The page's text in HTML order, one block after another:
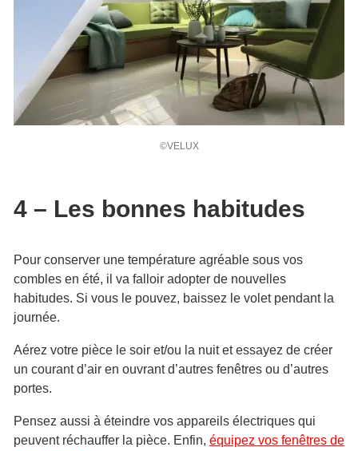
©VELUX
4 – Les bonnes habitudes
Pour conserver une température agréable sous vos
combles en été, il va falloir adopter de nouvelles
habitudes. Si vous le pouvez, baissez le volet pendant la
journée.
Aérez votre pièce le soir et/ou la nuit et essayez de créer
un courant d’air en ouvrant d’autres fenêtres ou d’autres
portes.
Pensez aussi à éteindre vos appareils électriques qui
peuvent réchauffer la pièce. Enfin, équipez vos fenêtres de